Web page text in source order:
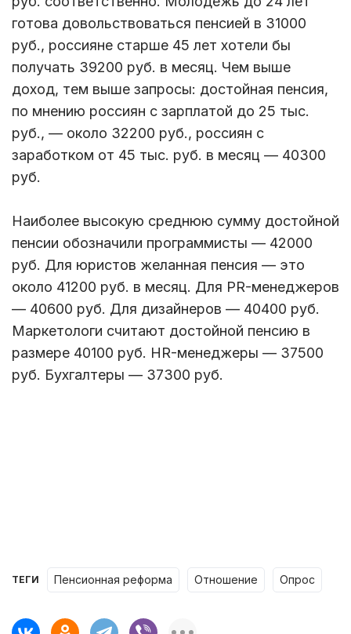
готова довольствоваться пенсией в 31000
руб., россияне старше 45 лет хотели бы
получать 39200 руб. в месяц. Чем выше
доход, тем выше запросы: достойная пенсия,
по мнению россиян с зарплатой до 25 тыс.
руб., — около 32200 руб., россиян с
заработком от 45 тыс. руб. в месяц — 40300
руб.
Наиболее высокую среднюю сумму достойной
пенсии обозначили программисты — 42000
руб. Для юристов желанная пенсия — это
около 41200 руб. в месяц. Для PR-менеджеров
— 40600 руб. Для дизайнеров — 40400 руб.
Маркетологи считают достойной пенсию в
размере 40100 руб. HR-менеджеры — 37500
руб. Бухгалтеры — 37300 руб.
ТЕГИ пенсионная реформа отношение опрос